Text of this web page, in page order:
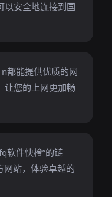
以安全地连接到国
都能提供优质的网
让您的上网更加畅
软件快橙”的链
站，体验卓越的